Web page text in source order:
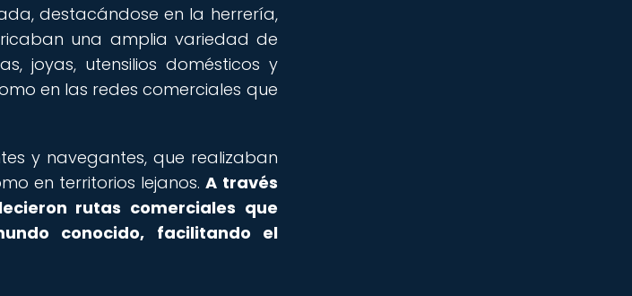
destacándose en la herrería,
una amplia variedad de
joyas, utensilios domésticos y
en las redes comerciales que
y navegantes, que realizaban
en territorios lejanos.A través
rutas comerciales que
conocido, facilitando el